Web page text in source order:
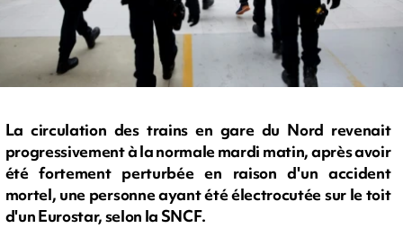
La circulation des trains en gare du Nord revenait
progressivement à la normale mardi matin, après avoir
été fortement perturbée en raison d'un accident
mortel, une personne ayant été électrocutée sur le toit
d'un Eurostar, selon la SNCF.